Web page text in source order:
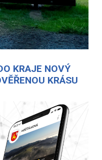
KRAJE NOVÝ
KRÁSU